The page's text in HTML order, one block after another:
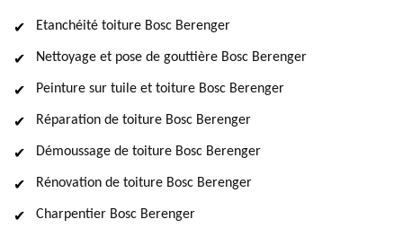
Etanchéité toiture Bosc Berenger
Nettoyage et pose de gouttière Bosc Berenger
Peinture sur tuile et toiture Bosc Berenger
Réparation de toiture Bosc Berenger
Démoussage de toiture Bosc Berenger
Rénovation de toiture Bosc Berenger
Charpentier Bosc Berenger